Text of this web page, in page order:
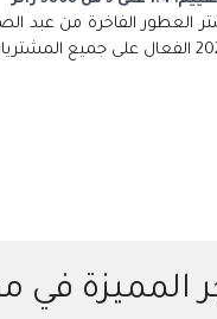
العطور الفاخرة من عبد
جميع المشتريات
المميزة في